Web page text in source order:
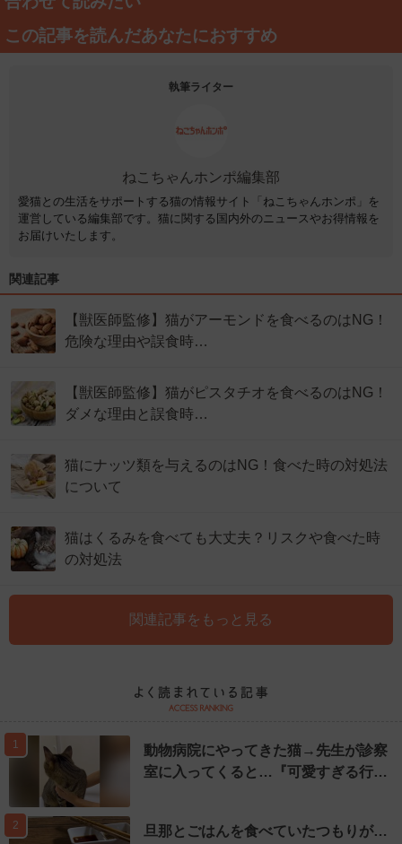
この記事を読んだあなたにおすすめ
執筆ライター
ねこちゃんホンポ編集部
愛猫との生活をサポートする猫の情報サイト「ねこちゃんホンポ」を
運営している編集部です。猫に関する国内外のニュースやお得情報を
お届けいたします。
関連記事
【獣医師監修】猫がアーモンドを食べるのはNG！
危険な理由や誤食時…
【獣医師監修】猫がピスタチオを食べるのはNG！
ダメな理由と誤食時…
猫にナッツ類を与えるのはNG！食べた時の対処法
について
猫はくるみを食べても大丈夫？リスクや食べた時
の対処法
関連記事をもっと見る
1
動物病院にやってきた猫→先生が診察
室に入ってくると…『可愛すぎる行…
2
旦那とごはんを食べていたつもりが…